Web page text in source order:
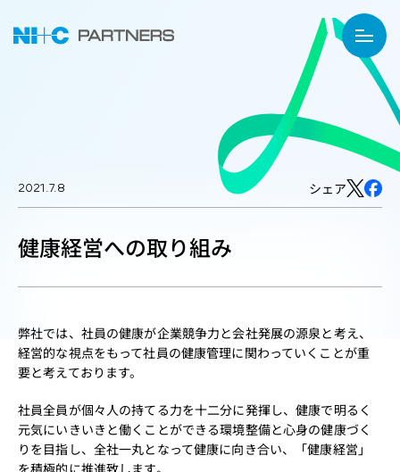
2021.7.8 シェア
健康経営への取り組み
弊社では、社員の健康が企業競争力と会社発展の源泉と考え、
経営的な視点をもって社員の健康管理に関わっていくことが重
要と考えております。
社員全員が個々人の持てる力を十二分に発揮し、健康で明るく
元気にいきいきと働くことができる環境整備と心身の健康づく
りを目指し、全社一丸となって健康に向き合い、「健康経営」
を積極的に推進致します。